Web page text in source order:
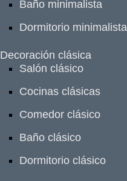
Baño minimalista
Dormitorio minimalista
Decoración clásica
Salón clásico
Cocinas clásicas
Comedor clásico
Baño clásico
Dormitorio clásico